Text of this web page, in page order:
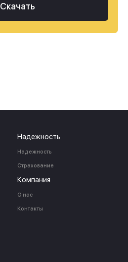
Скачать
Надежность
Надежность
Страхование
Компания
О нас
Контакты